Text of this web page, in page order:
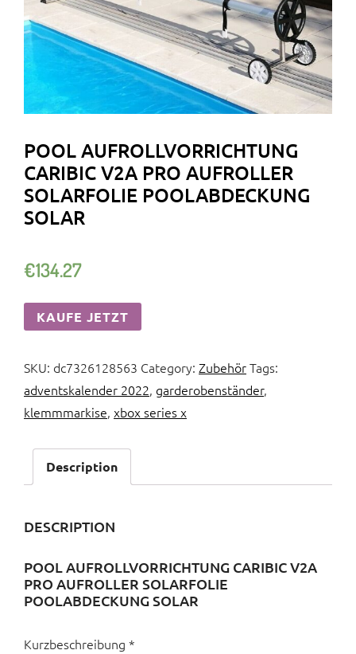
POOL AUFROLLVORRICHTUNG
CARIBIC V2A PRO AUFROLLER
SOLARFOLIE POOLABDECKUNG
SOLAR
€134.27
KAUFE JETZT
SKU: dc7326128563 Category: ZubehörTags:
adventskalender 2022, garderobenständer,
klemmmarkise, xbox series x
Description
DESCRIPTION
POOL AUFROLLVORRICHTUNG CARIBIC V2A
PRO AUFROLLER SOLARFOLIE
POOLABDECKUNG SOLAR
Kurzbeschreibung *